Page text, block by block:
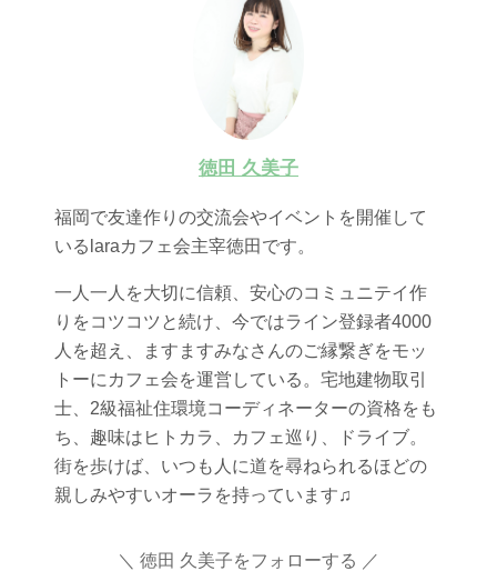
徳田 久美子
福岡で友達作りの交流会やイベントを開催して
いるlaraカフェ会主宰徳田です。
一人一人を大切に信頼、安心のコミュニテイ作
りをコツコツと続け、今ではライン登録者4000
人を超え、ますますみなさんのご縁繋ぎをモッ
トーにカフェ会を運営している。宅地建物取引
士、2級福祉住環境コーディネーターの資格をも
ち、趣味はヒトカラ、カフェ巡り、ドライブ。
街を歩けば、いつも人に道を尋ねられるほどの
親しみやすいオーラを持っています♫
徳田 久美子をフォローする